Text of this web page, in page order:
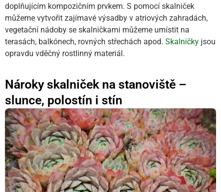
doplňujícím kompozičním prvkem. S pomocí skalniček
můžeme vytvořit zajímavé výsadby v atriových zahradách,
vegetační nádoby se skalničkami můžeme umístit na
terasách, balkónech, rovných střechách apod. Skalničky jsou
opravdu vděčný rostlinný materiál.
Nároky skalniček na stanoviště –
slunce, polostín i stín